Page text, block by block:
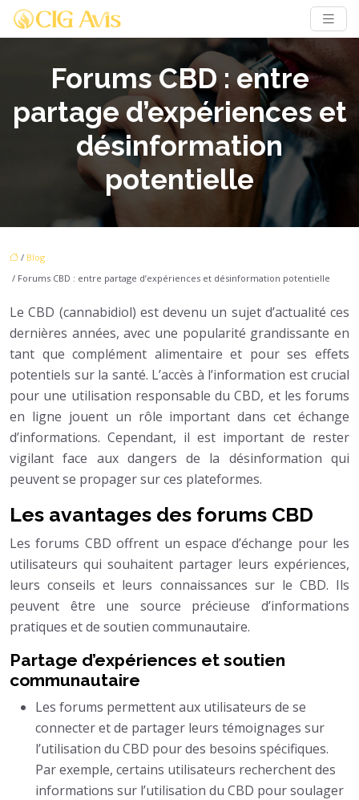
Forums CBD : entre
partage d’expériences et
désinformation
potentielle
/ Blog
/ Forums CBD : entre partage d’expériences et désinformation potentielle
Le CBD (cannabidiol) est devenu un sujet d’actualité ces
dernières années, avec une popularité grandissante en
tant que complément alimentaire et pour ses effets
potentiels sur la santé. L’accès à l’information est crucial
pour une utilisation responsable du CBD, et les forums
en ligne jouent un rôle important dans cet échange
d’informations. Cependant, il est important de rester
vigilant face aux dangers de la désinformation qui
peuvent se propager sur ces plateformes.
Les avantages des forums CBD
Les forums CBD offrent un espace d’échange pour les
utilisateurs qui souhaitent partager leurs expériences,
leurs conseils et leurs connaissances sur le CBD. Ils
peuvent être une source précieuse d’informations
pratiques et de soutien communautaire.
Partage d’expériences et soutien
communautaire
Les forums permettent aux utilisateurs de se
connecter et de partager leurs témoignages sur
l’utilisation du CBD pour des besoins spécifiques.
Par exemple, certains utilisateurs recherchent des
informations sur l’utilisation du CBD pour soulager